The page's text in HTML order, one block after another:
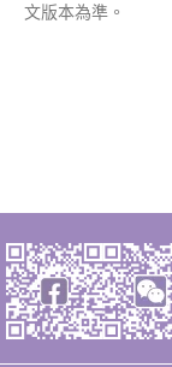
文版本為準。